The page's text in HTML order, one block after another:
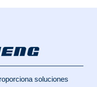
soluciones